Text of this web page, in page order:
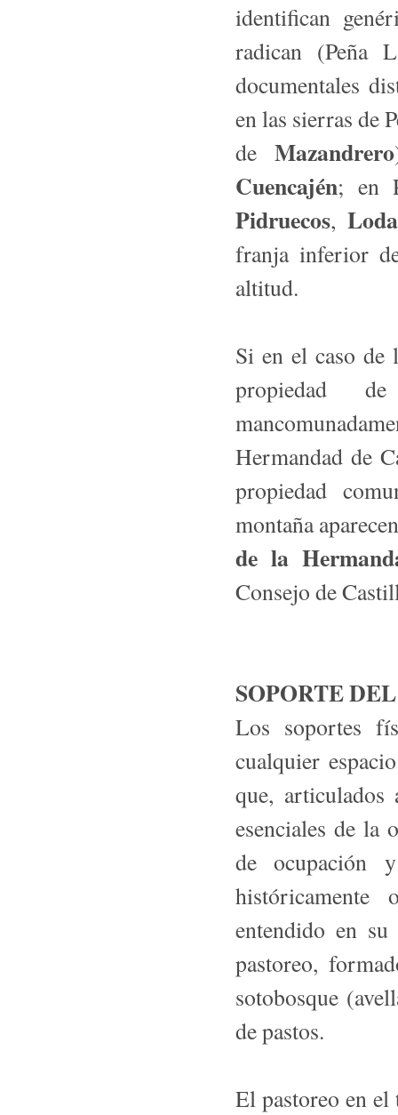
identifican
radican (Peña
documentales
en las sierras de
de Mazandrero
Cuencajén; en
Pidruecos,
franja inferior
altitud.
Si en el caso de
propiedad
Hermandad de
propiedad
montaña
de la
Consejo de
SOPORTE
Los soportes
cualquier
que,
esenciales de la
de ocupación
históricamente
entendido en
pastoreo,
sotobosque
de pastos.
El pastoreo en el